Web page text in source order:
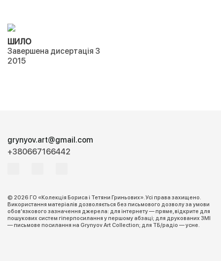
ШИЛО
Завершена дисертація 3
2015
grynyov.art@gmail.com
+380667166442
© 2026 ГО «Колекція Бориса і Тетяни Гриньових». Усі права захищено.
Використання матеріалів дозволяється без письмового дозволу за умови
обов’язкового зазначення джерела: для інтернету — пряме, відкрите для
пошукових систем гіперпосилання у першому абзаці; для друкованих ЗМІ
— письмове посилання на Grynyov Art Collection; для ТБ/радіо — усне.